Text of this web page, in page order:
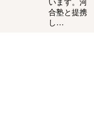
います。河
合塾と提携
し…